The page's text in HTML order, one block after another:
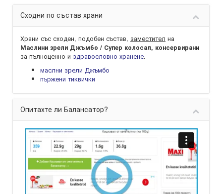
Сходни по състав храни
Храни със сходен, подобен състав, заместител на
Маслини зрели Джъмбо / Супер колосал, консервирани
за пълноценно и здравословно хранене.
маслни зрели Джъмбо
пържени тиквички
Опитахте ли Балансатор?